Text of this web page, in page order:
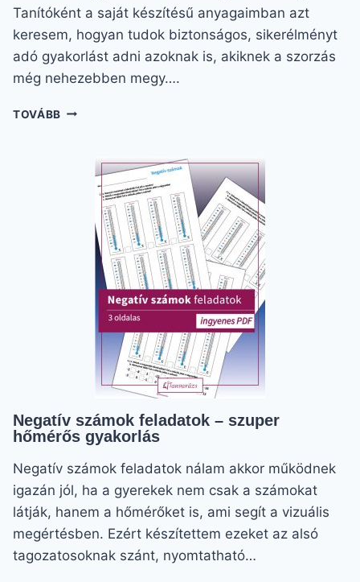
Tanítóként a saját készítésű anyagaimban azt
keresem, hogyan tudok biztonságos, sikerélményt
adó gyakorlást adni azoknak is, akiknek a szorzás
még nehezebben megy….
TOVÁBB SZORZÁS
PUZZLE-
KÁRTYÁK
Negatív számok feladatok – szuper
hőmérős gyakorlás
Negatív számok feladatok nálam akkor működnek
igazán jól, ha a gyerekek nem csak a számokat
látják, hanem a hőmérőket is, ami segít a vizuális
megértésben. Ezért készítettem ezeket az alsó
tagozatosoknak szánt, nyomtatható…